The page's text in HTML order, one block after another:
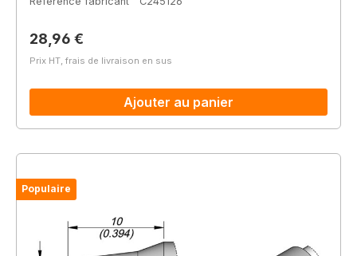
Prix régulier :
28,96 €
Prix HT, frais de livraison en sus
Ajouter au panier
Populaire